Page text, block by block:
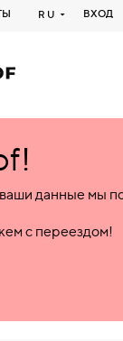
RU ВХОД
данные мы
с переездом!